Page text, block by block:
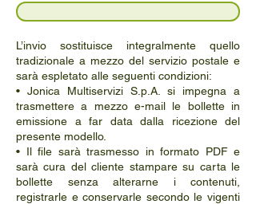
L’invio sostituisce integralmente quello
tradizionale a mezzo del servizio postale e
sarà espletato alle seguenti condizioni:
• Jonica Multiservizi S.p.A. si impegna a
trasmettere a mezzo e-mail le bollette in
emissione a far data dalla ricezione del
presente modello.
• Il file sarà trasmesso in formato PDF e
sarà cura del cliente stampare su carta le
bollette senza alterarne i contenuti,
registrarle e conservarle secondo le vigenti